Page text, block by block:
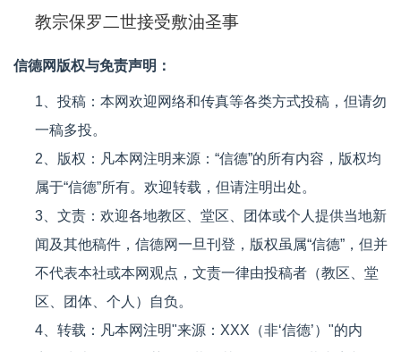
教宗保罗二世接受敷油圣事
信德网版权与免责声明：
1、投稿：本网欢迎网络和传真等各类方式投稿，但请勿
一稿多投。
2、版权：凡本网注明来源：“信德”的所有内容，版权均
属于“信德”所有。欢迎转载，但请注明出处。
3、文责：欢迎各地教区、堂区、团体或个人提供当地新
闻及其他稿件，信德网一旦刊登，版权虽属“信德”，但并
不代表本社或本网观点，文责一律由投稿者（教区、堂
区、团体、个人）自负。
4、转载：凡本网注明"来源：XXX（非‘信德’）"的内